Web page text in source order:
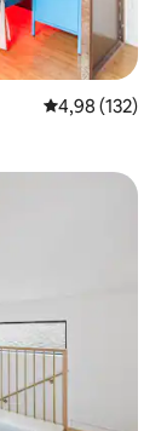
4,98 av 5 i
4,98 (132)